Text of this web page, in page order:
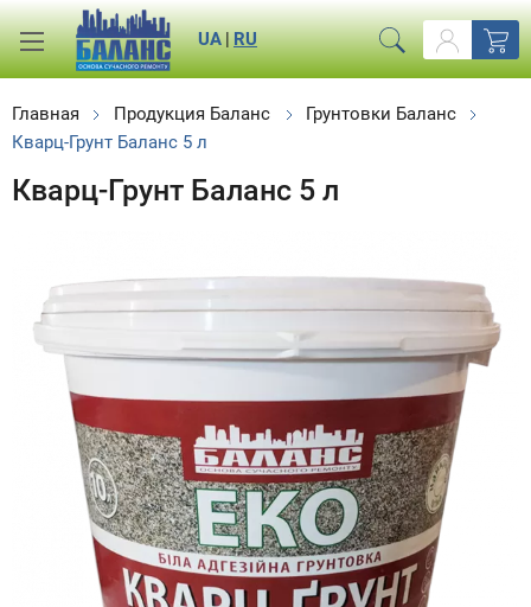
RU
|
UA
Главная Продукция Баланс
Грунтовки Баланс
Кварц-Грунт Баланс 5 л
Кварц-Грунт Баланс 5 л